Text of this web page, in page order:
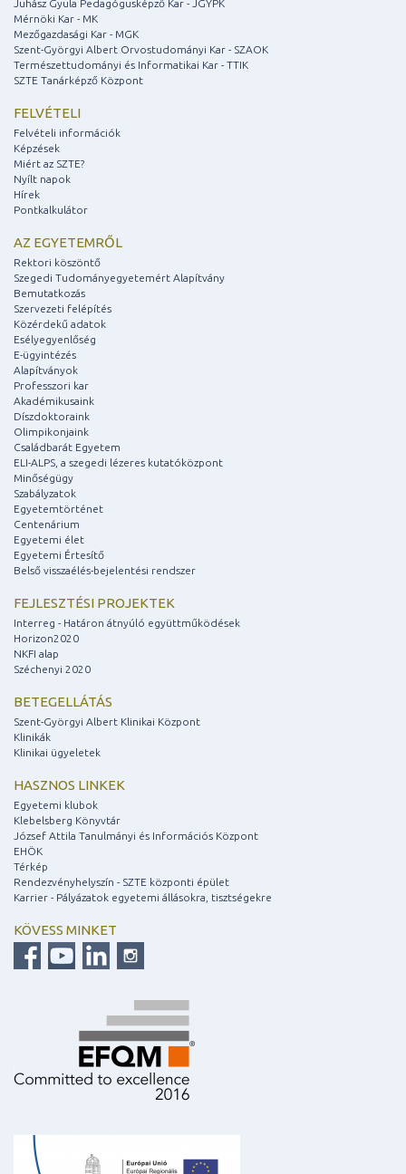
Juhász Gyula Pedagógusképző Kar - JGYPK
Mérnöki Kar - MK
Mezőgazdasági Kar - MGK
Szent-Györgyi Albert Orvostudományi Kar - SZAOK
Természettudományi és Informatikai Kar - TTIK
SZTE Tanárképző Központ
FELVÉTELI
Felvételi információk
Képzések
Miért az SZTE?
Nyílt napok
Hírek
Pontkalkulátor
AZ EGYETEMRŐL
Rektori köszöntő
Szegedi Tudományegyetemért Alapítvány
Bemutatkozás
Szervezeti felépítés
Közérdekű adatok
Esélyegyenlőség
E-ügyintézés
Alapítványok
Professzori kar
Akadémikusaink
Díszdoktoraink
Olimpikonjaink
Családbarát Egyetem
ELI-ALPS, a szegedi lézeres kutatóközpont
Minőségügy
Szabályzatok
Egyetemtörténet
Centenárium
Egyetemi élet
Egyetemi Értesítő
Belső visszaélés-bejelentési rendszer
FEJLESZTÉSI PROJEKTEK
Interreg - Határon átnyúló együttműködések
Horizon2020
NKFI alap
Széchenyi 2020
BETEGELLÁTÁS
Szent-Györgyi Albert Klinikai Központ
Klinikák
Klinikai ügyeletek
HASZNOS LINKEK
Egyetemi klubok
Klebelsberg Könyvtár
József Attila Tanulmányi és Információs Központ
EHÖK
Térkép
Rendezvényhelyszín - SZTE központi épület
Karrier - Pályázatok egyetemi állásokra, tisztségekre
KÖVESS MINKET